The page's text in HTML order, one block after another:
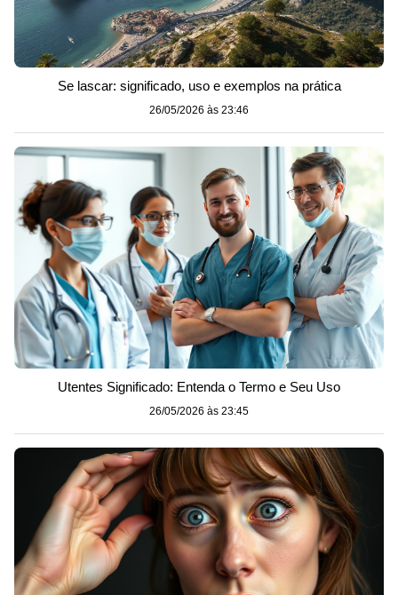
Se lascar: significado, uso e exemplos na prática
26/05/2026 às 23:46
Utentes Significado: Entenda o Termo e Seu Uso
26/05/2026 às 23:45